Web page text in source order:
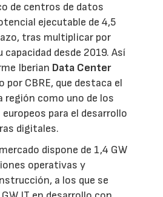
de centros de datos
ejecutable de 4,5
tras multiplicar por
capacidad desde 2019. Así
Iberian Data Center
por CBRE, que destaca el
región como uno de los
para el desarrollo
digitales.
dispone de 1,4 GW
operativas y
a los que se